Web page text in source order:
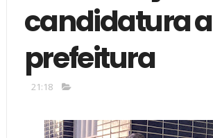
candidatura a
prefeitura
21:18